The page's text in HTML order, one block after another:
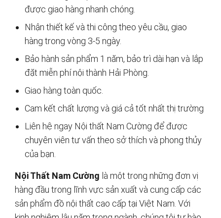
được giao hàng nhanh chóng.
Nhận thiết kế và thi công theo yêu cầu, giao
hàng trong vòng 3-5 ngày.
Bảo hành sản phẩm 1 năm, bảo trì dài hạn và lắp
đặt miễn phí nội thành Hải Phòng.
Giao hàng toàn quốc.
Cam kết chất lượng và giá cả tốt nhất thị trường
Liên hệ ngay Nội thất Nam Cường để được
chuyên viên tư vấn theo sở thích và phong thủy
của bạn.
Nội Thất Nam Cường là một trong những đơn vị
hàng đầu trong lĩnh vực sản xuất và cung cấp các
sản phẩm đồ nội thất cao cấp tại Việt Nam. Với